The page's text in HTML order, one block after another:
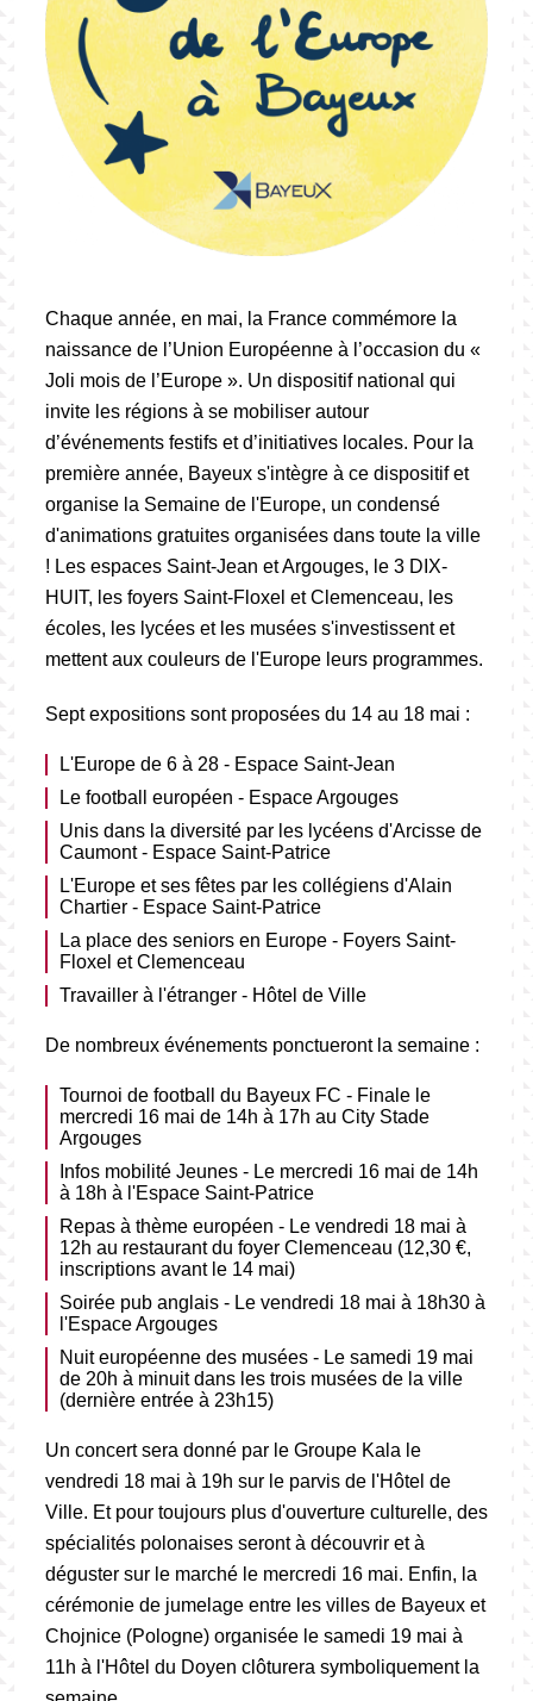
Chaque année, en mai, la France commémore la
naissance de l’Union Européenne à l’occasion du «
Joli mois de l’Europe ». Un dispositif national qui
invite les régions à se mobiliser autour
d’événements festifs et d’initiatives locales. Pour la
première année, Bayeux s'intègre à ce dispositif et
organise la Semaine de l'Europe, un condensé
d'animations gratuites organisées dans toute la ville
! Les espaces Saint-Jean et Argouges, le 3 DIX-
HUIT, les foyers Saint-Floxel et Clemenceau, les
écoles, les lycées et les musées s'investissent et
mettent aux couleurs de l'Europe leurs programmes.
Sept expositions sont proposées du 14 au 18 mai :
L'Europe de 6 à 28 - Espace Saint-Jean
Le football européen - Espace Argouges
Unis dans la diversité par les lycéens d'Arcisse de
Caumont - Espace Saint-Patrice
L'Europe et ses fêtes par les collégiens d'Alain
Chartier - Espace Saint-Patrice
La place des seniors en Europe - Foyers Saint-
Floxel et Clemenceau
Travailler à l'étranger - Hôtel de Ville
De nombreux événements ponctueront la semaine :
Tournoi de football du Bayeux FC - Finale le
mercredi 16 mai de 14h à 17h au City Stade
Argouges
Infos mobilité Jeunes - Le mercredi 16 mai de 14h
à 18h à l'Espace Saint-Patrice
Repas à thème européen - Le vendredi 18 mai à
12h au restaurant du foyer Clemenceau (12,30 €,
inscriptions avant le 14 mai)
Soirée pub anglais - Le vendredi 18 mai à 18h30 à
l'Espace Argouges
Nuit européenne des musées - Le samedi 19 mai
de 20h à minuit dans les trois musées de la ville
(dernière entrée à 23h15)
Un concert sera donné par le Groupe Kala le
vendredi 18 mai à 19h sur le parvis de l'Hôtel de
Ville. Et pour toujours plus d'ouverture culturelle, des
spécialités polonaises seront à découvrir et à
déguster sur le marché le mercredi 16 mai. Enfin, la
cérémonie de jumelage entre les villes de Bayeux et
Chojnice (Pologne) organisée le samedi 19 mai à
11h à l'Hôtel du Doyen clôturera symboliquement la